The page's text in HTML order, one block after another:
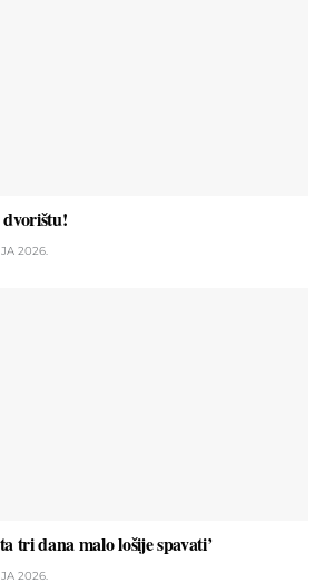
dvorištu!
2026.
tri dana malo lošije spavati’
2026.